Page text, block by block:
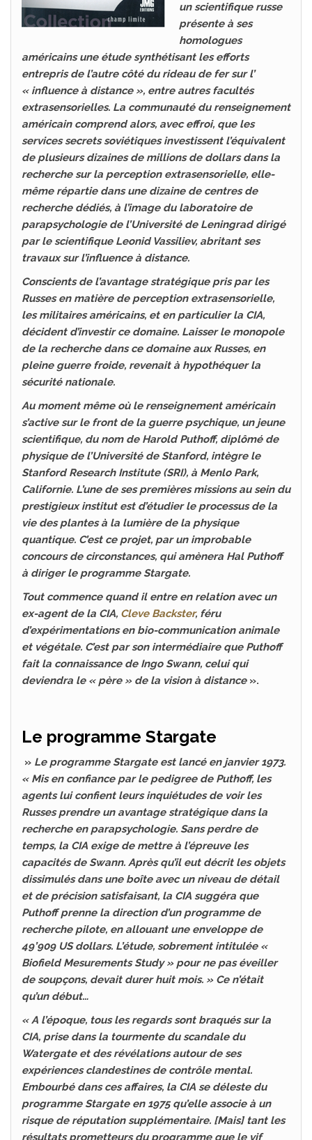
un scientifique russe
présente à ses
homologues
américains une étude synthétisant les efforts
entrepris de l’autre côté du rideau de fer sur l’
« influence à distance », entre autres facultés
extrasensorielles. La communauté du renseignement
américain comprend alors, avec effroi, que les
services secrets soviétiques investissent l’équivalent
de plusieurs dizaines de millions de dollars dans la
recherche sur la perception extrasensorielle, elle-
même répartie dans une dizaine de centres de
recherche dédiés, à l’image du laboratoire de
parapsychologie de l’Université de Leningrad dirigé
par le scientifique Leonid Vassiliev, abritant ses
travaux sur l’influence à distance.
Conscients de l’avantage stratégique pris par les
Russes en matière de perception extrasensorielle,
les militaires américains, et en particulier la CIA,
décident d’investir ce domaine. Laisser le monopole
de la recherche dans ce domaine aux Russes, en
pleine guerre froide, revenait à hypothéquer la
sécurité nationale.
Au moment même où le renseignement américain
s’active sur le front de la guerre psychique, un jeune
scientifique, du nom de Harold Puthoff, diplômé de
physique de l’Université de Stanford, intègre le
Stanford Research Institute (SRI), à Menlo Park,
Californie. L’une de ses premières missions au sein du
prestigieux institut est d’étudier le processus de la
vie des plantes à la lumière de la physique
quantique. C’est ce projet, par un improbable
concours de circonstances, qui amènera Hal Puthoff
à diriger le programme Stargate.
Tout commence quand il entre en relation avec un
ex-agent de la CIA, Cleve Backster, féru
d’expérimentations en bio-communication animale
et végétale. C’est par son intermédiaire que Puthoff
fait la connaissance de Ingo Swann, celui qui
deviendra le « père » de la vision à distance».
Le programme Stargate
» Le programme Stargate est lancé en janvier 1973.
« Mis en confiance par le pedigree de Puthoff, les
agents lui confient leurs inquiétudes de voir les
Russes prendre un avantage stratégique dans la
recherche en parapsychologie. Sans perdre de
temps, la CIA exige de mettre à l’épreuve les
capacités de Swann. Après qu’il eut décrit les objets
dissimulés dans une boîte avec un niveau de détail
et de précision satisfaisant, la CIA suggéra que
Puthoff prenne la direction d’un programme de
recherche pilote, en allouant une enveloppe de
49’909 US dollars. L’étude, sobrement intitulée «
Biofield Mesurements Study » pour ne pas éveiller
de soupçons, devait durer huit mois. » Ce n’était
qu’un début…
« A l’époque, tous les regards sont braqués sur la
CIA, prise dans la tourmente du scandale du
Watergate et des révélations autour de ses
expériences clandestines de contrôle mental.
Embourbé dans ces affaires, la CIA se déleste du
programme Stargate en 1975 qu’elle associe à un
risque de réputation supplémentaire. [Mais] tant les
résultats prometteurs du programme que le vif